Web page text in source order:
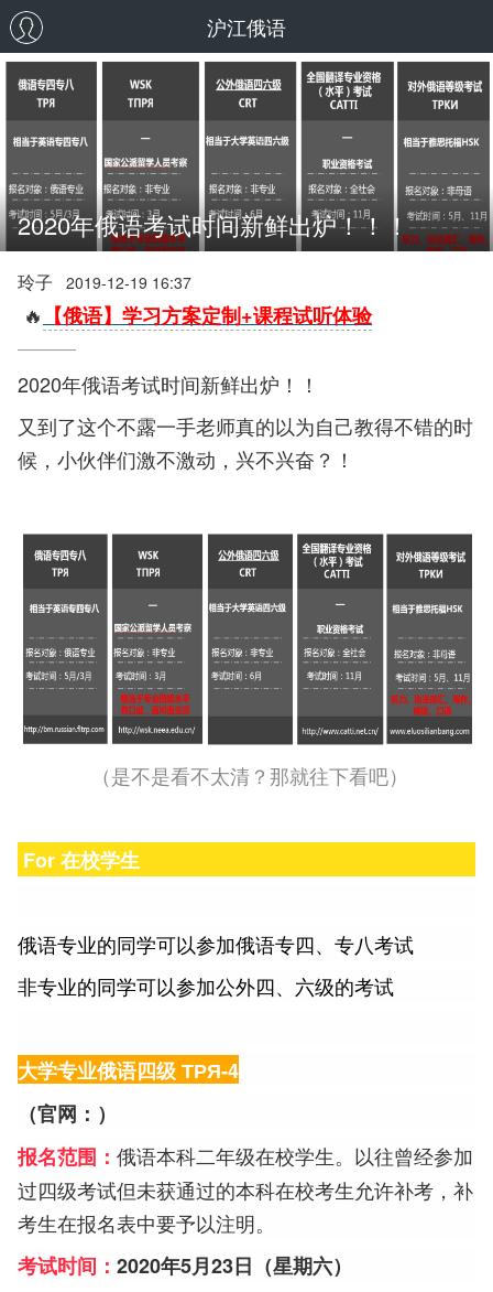
沪江俄语
2020年俄语考试时间新鲜出炉！！！
玲子 2019-12-19 16:37
🔥 【俄语】学习方案定制+课程试听体验
2020年俄语考试时间新鲜出炉！！
又到了这个不露一手老师真的以为自己教得不错的时
候，小伙伴们激不激动，兴不兴奋？！
（是不是看不太清？那就往下看吧）
For 在校学生
俄语专业的同学可以参加俄语专四、专八考试
非专业的同学可以参加公外四、六级的考试
大学专业俄语四级 ТРЯ-4
（官网： ）
报名范围： 俄语本科二年级在校学生。以往曾经参加
过四级考试但未获通过的本科在校考生允许补考，补
考生在报名表中要予以注明。
考试时间： 2020年5月23日（星期六）